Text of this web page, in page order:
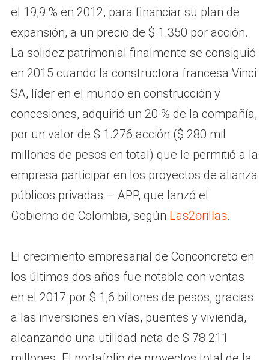
el 19,9 % en 2012, para financiar su plan de
expansión, a un precio de $ 1.350 por acción.
La solidez patrimonial finalmente se consiguió
en 2015 cuando la constructora francesa Vinci
SA, líder en el mundo en construcción y
concesiones, adquirió un 20 % de la compañía,
por un valor de $ 1.276 acción ($ 280 mil
millones de pesos en total) que le permitió a la
empresa participar en los proyectos de alianza
públicos privadas – APP, que lanzó el
Gobierno de Colombia, según Las2orillas.
El crecimiento empresarial de Conconcreto en
los últimos dos años fue notable con ventas
en el 2017 por $ 1,6 billones de pesos, gracias
a las inversiones en vías, puentes y vivienda,
alcanzando una utilidad neta de $ 78.211